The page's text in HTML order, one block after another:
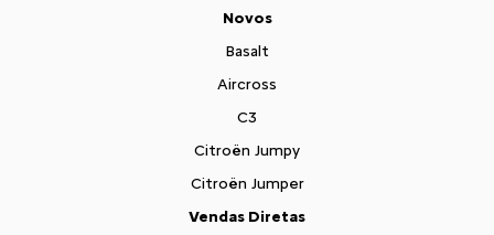
Novos
Basalt
Aircross
C3
Citroën Jumpy
Citroën Jumper
Vendas Diretas